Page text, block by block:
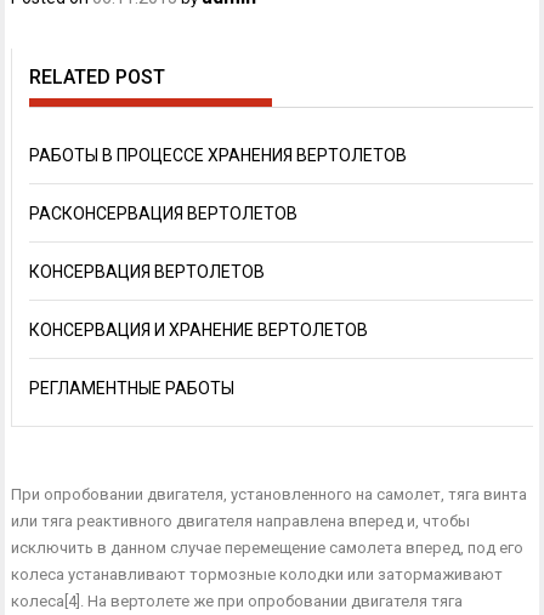
RELATED POST
РАБОТЫ В ПРОЦЕССЕ ХРАНЕНИЯ ВЕРТОЛЕТОВ
РАСКОНСЕРВАЦИЯ ВЕРТОЛЕТОВ
КОНСЕРВАЦИЯ ВЕРТОЛЕТОВ
КОНСЕРВАЦИЯ И ХРАНЕНИЕ ВЕРТОЛЕТОВ
РЕГЛАМЕНТНЫЕ РАБОТЫ
При опробовании двигателя, установленного на само­лет, тяга винта
или тяга реактивного двигателя направлена вперед и, чтобы
исключить в данном случае перемещение самолета вперед, под его
колеса устанавливают тормоз­ные колодки или затормаживают
колеса[4]. На вертолете же при опробовании двигателя тяга